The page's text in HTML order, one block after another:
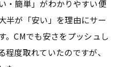
・簡単」がわかりやすい便
半が「安い」を理由にサー
。CMでも安さをプッシュし
度取れていたのですが、